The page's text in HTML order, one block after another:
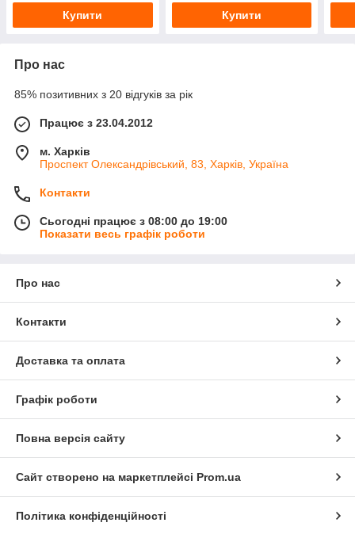
Купити Купити
Про нас
85% позитивних з 20 відгуків за рік
Працює з 23.04.2012
м. Харків
Проспект Олександрівський, 83, Харків, Україна
Контакти
Сьогодні працює з 08:00 до 19:00
Показати весь графік роботи
Про нас
Контакти
Доставка та оплата
Графік роботи
Повна версія сайту
Сайт створено на маркетплейсі Prom.ua
Політика конфіденційності